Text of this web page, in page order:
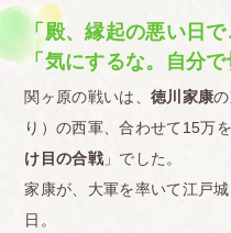
「殿、縁起の悪い日で
「気にするな。自分で
関ヶ原の戦いは、 徳川家康の
り）の西軍、合わせて15万
け目の合戦 」でした。
家康が、大軍を率いて江戸
日。